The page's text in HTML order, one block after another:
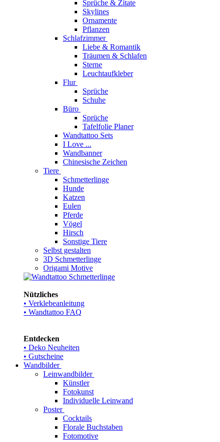
Sprüche & Zitate
Skylines
Ornamente
Pflanzen
Schlafzimmer
Liebe & Romantik
Träumen & Schlafen
Sterne
Leuchtaufkleber
Flur
Sprüche
Schuhe
Büro
Sprüche
Tafelfolie Planer
Wandtattoo Sets
I Love ...
Wandbanner
Chinesische Zeichen
Tiere
Schmetterlinge
Hunde
Katzen
Eulen
Pferde
Vögel
Hirsch
Sonstige Tiere
Selbst gestalten
3D Schmetterlinge
Origami Motive
Nützliches
• Verklebeanleitung
• Wandtattoo FAQ
Entdecken
• Deko Neuheiten
• Gutscheine
Wandbilder
Leinwandbilder
Künstler
Fotokunst
Individuelle Leinwand
Poster
Cocktails
Florale Buchstaben
Fotomotive